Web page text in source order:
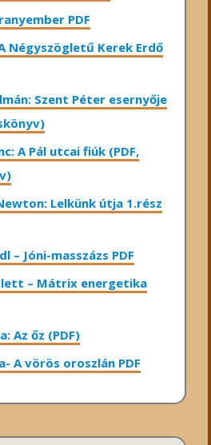
PDF
Négyszögletű Kerek Erdő
Szent Péter esernyője
A Pál utcai fiúk (PDF,
Lelkünk útja 1.rész
– Jóni-masszázs PDF
– Mátrix energetika
Az őz (PDF)
A vörös oroszlán PDF